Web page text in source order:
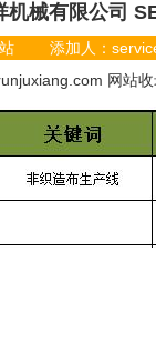
机械有限公司
网站 添加人：
网站